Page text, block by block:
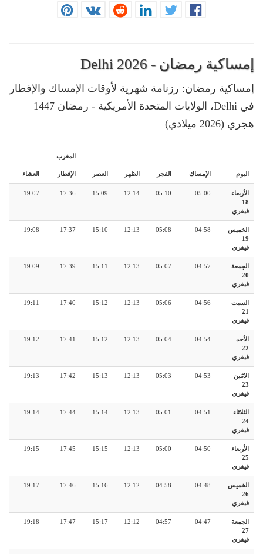
إمساكية رمضان - Delhi 2026
إمساكية رمضان: رزنامة شهرية لأوقات الإمساك والإفطار
في Delhi، الولايات المتحدة الأمريكية - رمضان 1447
هجري (2026 ميلادي)
اليوم الإمساك الفجر الظهر العصر
المغرب
الإفطار العشاء
الأربعاء
18
فيفري
05:00
05:10
12:14
15:09
17:36
19:07
الخميس
19
فيفري
04:58
05:08
12:13
15:10
17:37
19:08
الجمعة
20
فيفري
04:57
05:07
12:13
15:11
17:39
19:09
السبت
21
فيفري
04:56
05:06
12:13
15:12
17:40
19:11
الأحد
22
فيفري
04:54
05:04
12:13
15:12
17:41
19:12
الاثنين
23
فيفري
04:53
05:03
12:13
15:13
17:42
19:13
الثلاثاء
24
فيفري
04:51
05:01
12:13
15:14
17:44
19:14
الأربعاء
25
فيفري
04:50
05:00
12:13
15:15
17:45
19:15
الخميس
26
فيفري
04:48
04:58
12:12
15:16
17:46
19:17
الجمعة
27
فيفري
04:47
04:57
12:12
15:17
17:47
19:18